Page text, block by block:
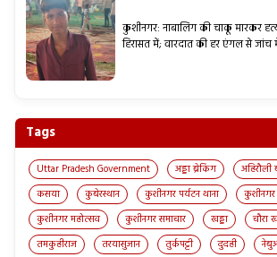
कुशीनगर: नाबालिग की चाकू मारकर
हिरासत में; वारदात की हर एंगल से
Tags
Uttar Pradesh Government अड्डा ब्रेकिंग अहिरौली
कसया
कुबेरस्थान कुशीनगर पर्यटन थाना
कुशीनगर महोत्सव
कुशीनगर समाचार खड्डा चौरा
तमकुहीराज
तरयासुजान तुर्कपट्टी दुदही